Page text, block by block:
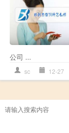
公司 ...
sc 12-27